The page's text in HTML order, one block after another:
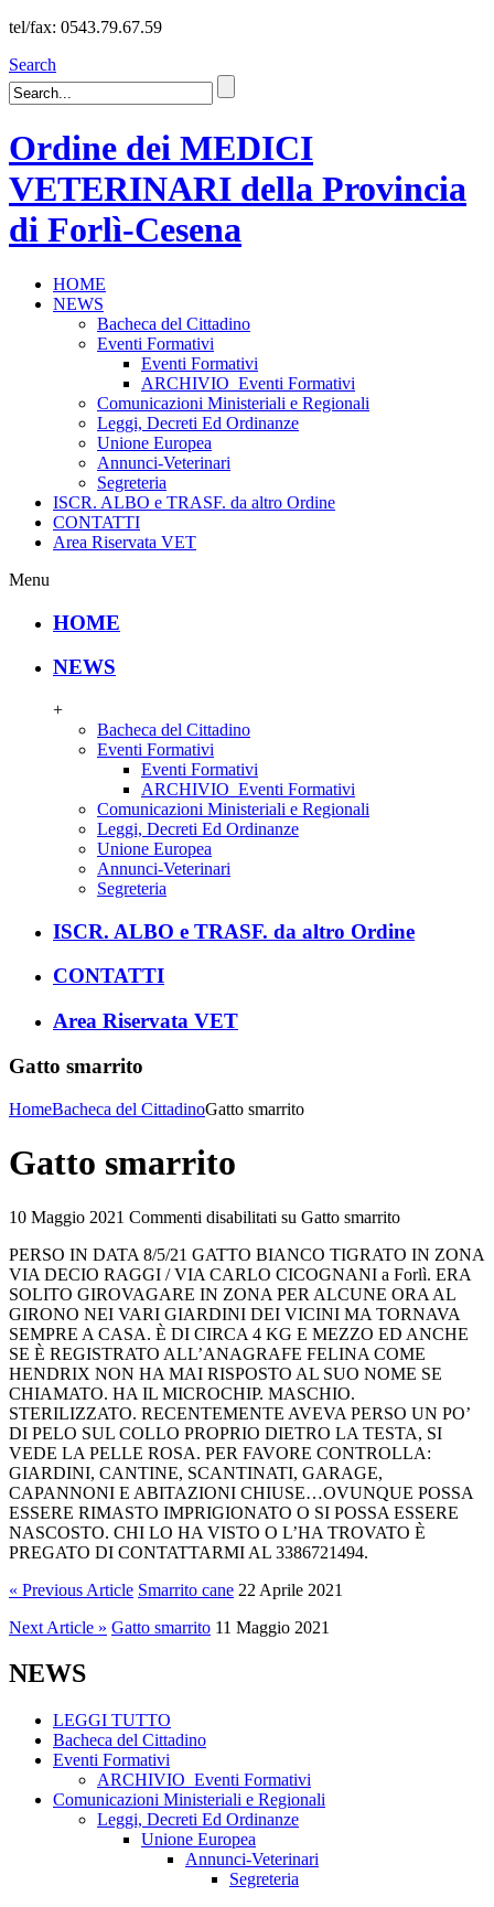
tel/fax: 0543.79.67.59
Search
Ordine dei MEDICI
VETERINARI della Provincia
di Forlì-Cesena
HOME
NEWS
Bacheca del Cittadino
Eventi Formativi
Eventi Formativi
ARCHIVIO_Eventi Formativi
Comunicazioni Ministeriali e Regionali
Leggi, Decreti Ed Ordinanze
Unione Europea
Annunci-Veterinari
Segreteria
ISCR. ALBO e TRASF. da altro Ordine
CONTATTI
Area Riservata VET
Menu
HOME
NEWS
+
Bacheca del Cittadino
Eventi Formativi
Eventi Formativi
ARCHIVIO_Eventi Formativi
Comunicazioni Ministeriali e Regionali
Leggi, Decreti Ed Ordinanze
Unione Europea
Annunci-Veterinari
Segreteria
ISCR. ALBO e TRASF. da altro Ordine
CONTATTI
Area Riservata VET
Gatto smarrito
HomeBacheca del CittadinoGatto smarrito
Gatto smarrito
10 Maggio 2021 Commenti disabilitati su Gatto smarrito
PERSO IN DATA 8/5/21 GATTO BIANCO TIGRATO IN ZONA
VIA DECIO RAGGI / VIA CARLO CICOGNANI a Forlì. ERA
SOLITO GIROVAGARE IN ZONA PER ALCUNE ORA AL
GIRONO NEI VARI GIARDINI DEI VICINI MA TORNAVA
SEMPRE A CASA. È DI CIRCA 4 KG E MEZZO ED ANCHE
SE È REGISTRATO ALL’ANAGRAFE FELINA COME
HENDRIX NON HA MAI RISPOSTO AL SUO NOME SE
CHIAMATO. HA IL MICROCHIP. MASCHIO.
STERILIZZATO. RECENTEMENTE AVEVA PERSO UN PO’
DI PELO SUL COLLO PROPRIO DIETRO LA TESTA, SI
VEDE LA PELLE ROSA. PER FAVORE CONTROLLA:
GIARDINI, CANTINE, SCANTINATI, GARAGE,
CAPANNONI E ABITAZIONI CHIUSE…OVUNQUE POSSA
ESSERE RIMASTO IMPRIGIONATO O SI POSSA ESSERE
NASCOSTO. CHI LO HA VISTO O L’HA TROVATO È
PREGATO DI CONTATTARMI AL 3386721494.
« Previous Article Smarrito cane 22 Aprile 2021
Next Article » Gatto smarrito 11 Maggio 2021
NEWS
LEGGI TUTTO
Bacheca del Cittadino
Eventi Formativi
ARCHIVIO_Eventi Formativi
Comunicazioni Ministeriali e Regionali
Leggi, Decreti Ed Ordinanze
Unione Europea
Annunci-Veterinari
Segreteria